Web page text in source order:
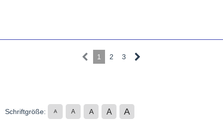
1 2 3
Schriftgröße: A A A A A